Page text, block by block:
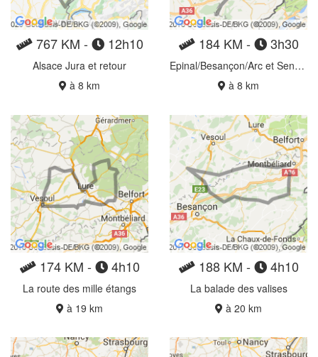
767 KM - 12h10
Alsace Jura et retour
à 8 km
184 KM - 3h30
Epinal/Besançon/Arc et Senans
à 8 km
174 KM - 4h10
La route des mille étangs
à 19 km
188 KM - 4h10
La balade des valises
à 20 km